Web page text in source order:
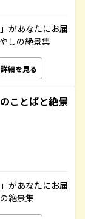
があなたにお届
しの絶景集
詳細を見る
ことばと絶景
があなたにお届
絶景集